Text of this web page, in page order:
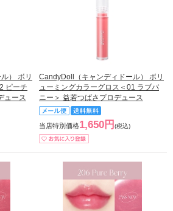
） ボリ
ピーチ
ュース
CandyDoll（キャンディドール） ボリ
ューミングカラーグロス＜01 ラブバ
ニー＞ 益若つばさプロデュース
当店特別価格1,650円 (税込)